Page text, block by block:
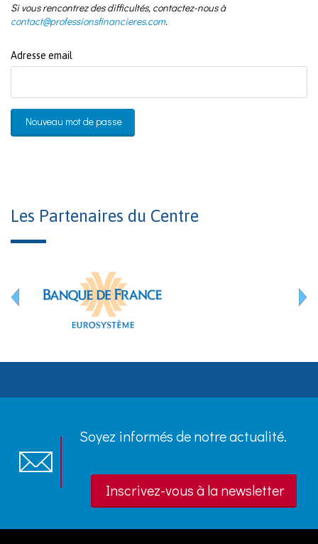
Si vous rencontrez des difficultés, contactez-nous à
contact@professionsfinancieres.com.
Adresse email
Nouveau mot de passe
Les Partenaires du Centre
Soyez informés de notre actualité.
Inscrivez-vous à la newsletter